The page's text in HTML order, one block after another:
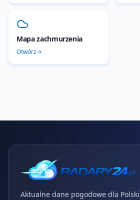
Mapa zachmurzenia
Otwórz
Aktualne dane pogodowe dla